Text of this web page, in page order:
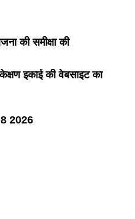
की समीक्षा की
इकाई की वेबसाइट का
2026